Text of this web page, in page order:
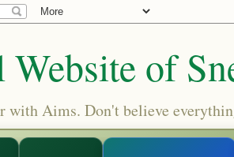
of
with Aims. Don't believe